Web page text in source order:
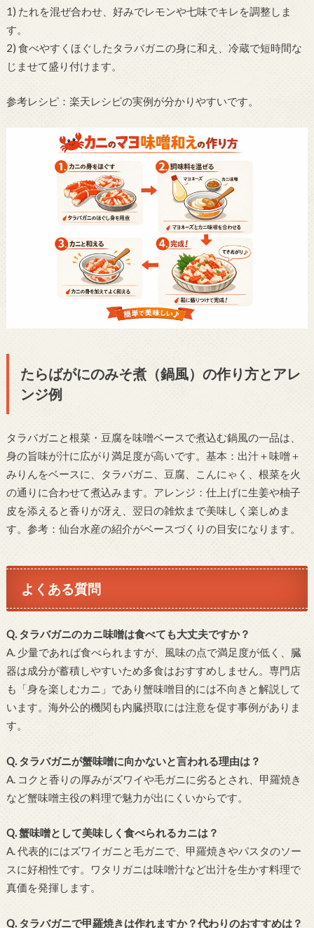
1) たれを混ぜ合わせ、好みでレモンや七味でキレを調整しま
す。
2) 食べやすくほぐしたタラバガニの身に和え、冷蔵で短時間な
じませて盛り付けます。
参考レシピ：楽天レシピの実例が分かりやすいです。
たらばがにのみそ煮（鍋風）の作り方とアレ
ンジ例
タラバガニと根菜・豆腐を味噌ベースで煮込む鍋風の一品は、
身の旨味が汁に広がり満足度が高いです。基本：出汁＋味噌＋
みりんをベースに、タラバガニ、豆腐、こんにゃく、根菜を火
の通りに合わせて煮込みます。アレンジ：仕上げに生姜や柚子
皮を添えると香りが冴え、翌日の雑炊まで美味しく楽しめま
す。参考：仙台水産の紹介がベースづくりの目安になります。
よくある質問
Q. タラバガニのカニ味噌は食べても大丈夫ですか？
A. 少量であれば食べられますが、風味の点で満足度が低く、臓
器は成分が蓄積しやすいため多食はおすすめしません。専門店
も「身を楽しむカニ」であり蟹味噌目的には不向きと解説して
います。海外公的機関も内臓摂取には注意を促す事例がありま
す。
Q. タラバガニが蟹味噌に向かないと言われる理由は？
A. コクと香りの厚みがズワイや毛ガニに劣るとされ、甲羅焼き
など蟹味噌主役の料理で魅力が出にくいからです。
Q. 蟹味噌として美味しく食べられるカニは？
A. 代表的にはズワイガニと毛ガニで、甲羅焼きやパスタのソー
スに好相性です。ワタリガニは味噌汁など出汁を生かす料理で
真価を発揮します。
Q. タラバガニで甲羅焼きは作れますか？代わりのおすすめは？